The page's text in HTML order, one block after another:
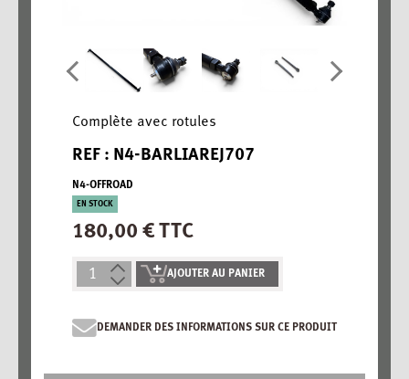
Complète avec rotules
REF : N4-BARLIAREJ707
N4-OFFROAD
EN STOCK
180,00 € TTC
AJOUTER AU PANIER
DEMANDER DES INFORMATIONS SUR CE PRODUIT